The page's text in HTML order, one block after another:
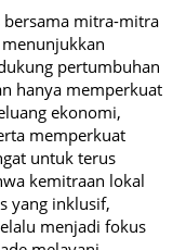
bersama mitra-mitra
pertumbuhan
hanya memperkuat
ekonomi,
memperkuat
untuk terus
kemitraan lokal
yang inklusif,
menjadi fokus